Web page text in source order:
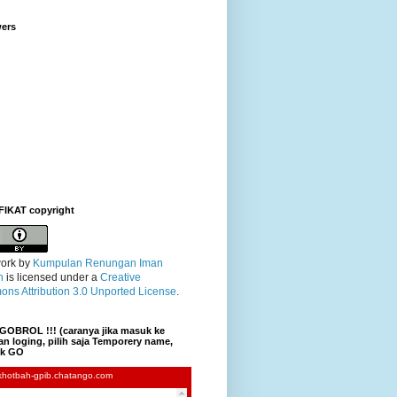
copyright
by Kumpulan Renungan Iman
is licensed under a Creative
Attribution 3.0 Unported License.
!!! (caranya jika masuk ke
loging, pilih saja Temporery name,
GO